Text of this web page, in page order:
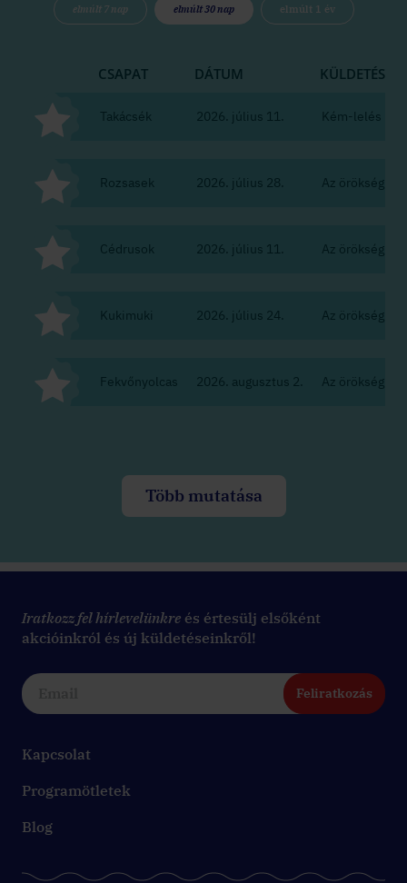
elmúlt 7 nap elmúlt 30 nap elmúlt 1 év
CSAPAT DÁTUM KÜLDETÉS
Takácsék 2026. július 11. Kém-lelés
Rozsasek 2026. július 28. Az örökség
Cédrusok 2026. július 11. Az örökség
Kukimuki 2026. július 24. Az örökség
Fekvőnyolcas 2026. augusztus 2. Az örökség
Több mutatása
Iratkozz fel hírlevelünkre és értesülj elsőként
akcióinkról és új küldetéseinkről!
Feliratkozás
Kapcsolat
Programötletek
Blog